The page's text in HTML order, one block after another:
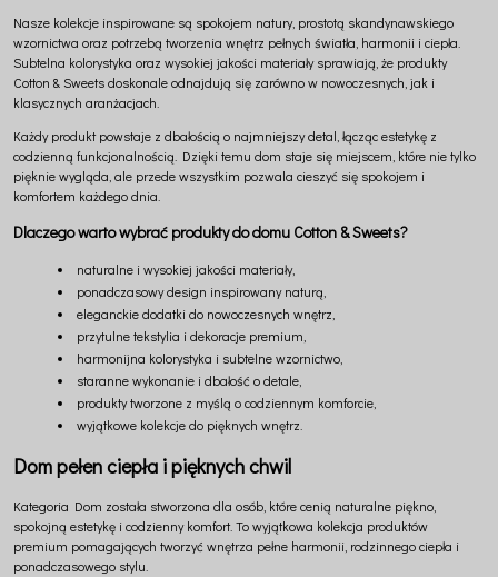
Nasze kolekcje inspirowane są spokojem natury, prostotą skandynawskiego
wzornictwa oraz potrzebą tworzenia wnętrz pełnych światła, harmonii i ciepła.
Subtelna kolorystyka oraz wysokiej jakości materiały sprawiają, że produkty
Cotton & Sweets doskonale odnajdują się zarówno w nowoczesnych, jak i
klasycznych aranżacjach.
Każdy produkt powstaje z dbałością o najmniejszy detal, łącząc estetykę z
codzienną funkcjonalnością. Dzięki temu dom staje się miejscem, które nie tylko
pięknie wygląda, ale przede wszystkim pozwala cieszyć się spokojem i
komfortem każdego dnia.
Dlaczego warto wybrać produkty do domu Cotton & Sweets?
naturalne i wysokiej jakości materiały,
ponadczasowy design inspirowany naturą,
eleganckie dodatki do nowoczesnych wnętrz,
przytulne tekstylia i dekoracje premium,
harmonijna kolorystyka i subtelne wzornictwo,
staranne wykonanie i dbałość o detale,
produkty tworzone z myślą o codziennym komforcie,
wyjątkowe kolekcje do pięknych wnętrz.
Dom pełen ciepła i pięknych chwil
Kategoria Dom została stworzona dla osób, które cenią naturalne piękno,
spokojną estetykę i codzienny komfort. To wyjątkowa kolekcja produktów
premium pomagających tworzyć wnętrza pełne harmonii, rodzinnego ciepła i
ponadczasowego stylu.